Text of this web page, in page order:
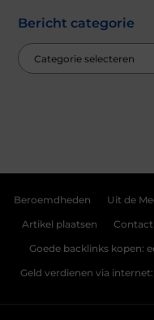
Bericht categorie
Beroemdheden Uit de
Artikel plaatsen Contact
Goede backlinks kopen:
Geld verdienen via